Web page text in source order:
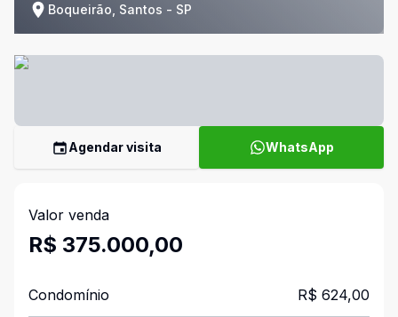
Boqueirão, Santos - SP
Agendar visita WhatsApp
Valor venda
R$ 375.000,00
Condomínio R$ 624,00